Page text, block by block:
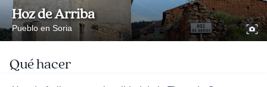
Hoz de Arriba
Pueblo en Soria
Qué hacer